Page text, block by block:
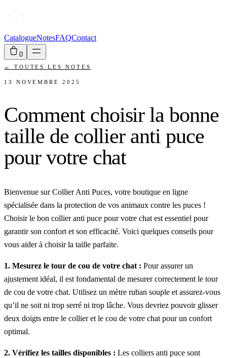
CatalogueNotesFAQContact
0
← TOUTES LES NOTES
13 NOVEMBRE 2025
Comment choisir la bonne
taille de collier anti puce
pour votre chat
Bienvenue sur Collier Anti Puces, votre boutique en ligne
spécialisée dans la protection de vos animaux contre les puces !
Choisir le bon collier anti puce pour votre chat est essentiel pour
garantir son confort et son efficacité. Voici quelques conseils pour
vous aider à choisir la taille parfaite.
1. Mesurez le tour de cou de votre chat : Pour assurer un
ajustement idéal, il est fondamental de mesurer correctement le tour
de cou de votre chat. Utilisez un mètre ruban souple et assurez-vous
qu’il ne soit ni trop serré ni trop lâche. Vous devriez pouvoir glisser
deux doigts entre le collier et le cou de votre chat pour un confort
optimal.
2. Vérifiez les tailles disponibles : Les colliers anti puce sont